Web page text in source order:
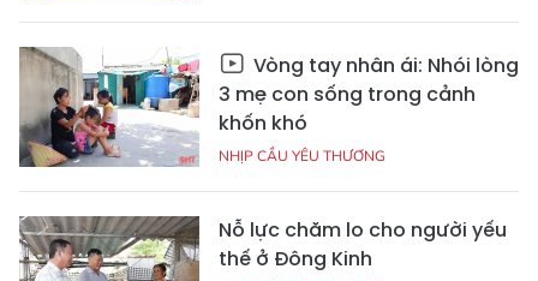
Vòng tay nhân ái: Nhói lòng
3 mẹ con sống trong cảnh
khốn khó
NHỊP CẦU YÊU THƯƠNG
Nỗ lực chăm lo cho người yếu
thế ở Đông Kinh